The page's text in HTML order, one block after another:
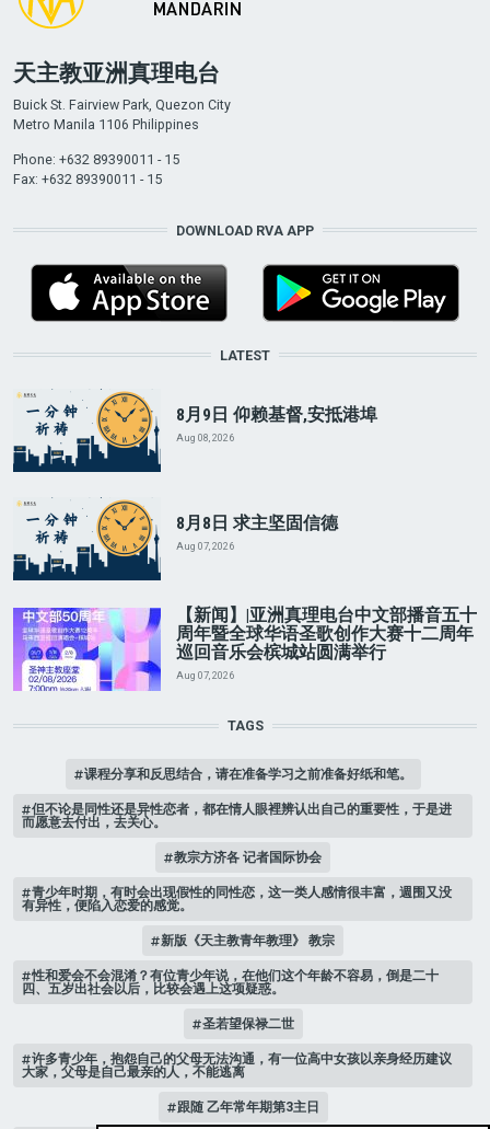
天主教亚洲真理电台
Buick St. Fairview Park, Quezon City
Metro Manila 1106 Philippines
Phone: +632 89390011 - 15
Fax: +632 89390011 - 15
DOWNLOAD RVA APP
LATEST
8月9日 仰赖基督,安抵港埠
Aug 08, 2026
8月8日 求主坚固信德
Aug 07, 2026
【新闻】|亚洲真理电台中文部播音五十
周年暨全球华语圣歌创作大赛十二周年
巡回音乐会槟城站圆满举行
Aug 07, 2026
TAGS
课程分享和反思结合，请在准备学习之前准备好纸和笔。
但不论是同性还是异性恋者，都在情人眼裡辨认出自己的重要性，于是进
而愿意去付出，去关心。
教宗方济各 记者国际协会
青少年时期，有时会出现假性的同性恋，这一类人感情很丰富，週围又没
有异性，便陷入恋爱的感觉。
新版《天主教青年教理》 教宗
性和爱会不会混淆？有位青少年说，在他们这个年龄不容易，倒是二十
四、五岁出社会以后，比较会遇上这项疑惑。
圣若望保禄二世
许多青少年，抱怨自己的父母无法沟通，有一位高中女孩以亲身经历建议
大家，父母是自己最亲的人，不能逃离
跟随 乙年常年期第3主日